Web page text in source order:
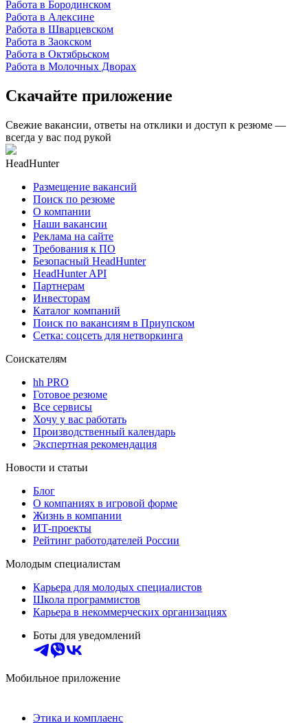
Работа в Бородинском
Работа в Алексине
Работа в Шварцевском
Работа в Заокском
Работа в Октябрьском
Работа в Молочных Дворах
Скачайте приложение
Свежие вакансии, ответы на отклики и доступ к резюме —
всегда у вас под рукой
HeadHunter
Размещение вакансий
Поиск по резюме
О компании
Наши вакансии
Реклама на сайте
Требования к ПО
Безопасный HeadHunter
HeadHunter API
Партнерам
Инвесторам
Каталог компаний
Поиск по вакансиям в Приупском
Сетка: соцсеть для нетворкинга
Соискателям
hh PRO
Готовое резюме
Все сервисы
Хочу у вас работать
Производственный календарь
Экспертная рекомендация
Новости и статьи
Блог
О компаниях в игровой форме
Жизнь в компании
ИТ-проекты
Рейтинг работодателей России
Молодым специалистам
Карьера для молодых специалистов
Школа программистов
Карьера в некоммерческих организациях
Боты для уведомлений
Мобильное приложение
Этика и комплаенс